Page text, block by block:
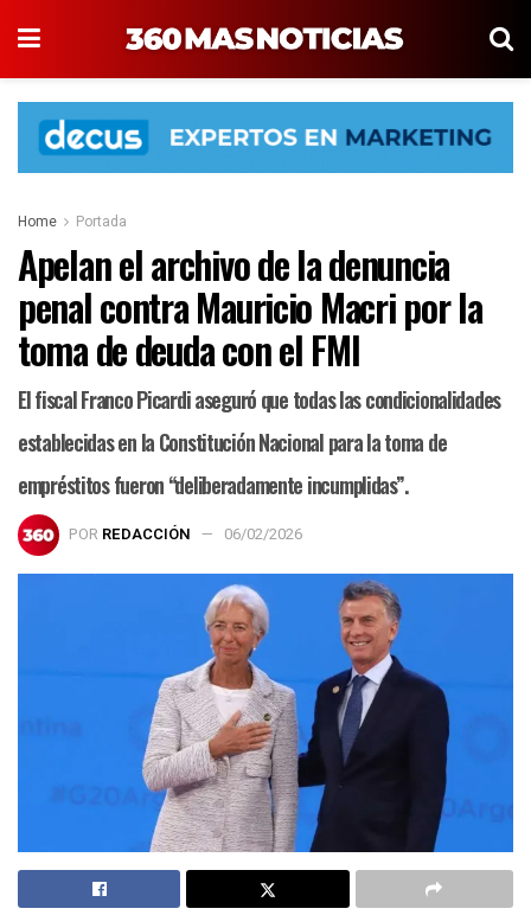
Home Portada
Apelan el archivo de la denuncia
penal contra Mauricio Macri por la
toma de deuda con el FMI
El fiscal Franco Picardi aseguró que todas las condicionalidades
establecidas en la Constitución Nacional para la toma de
empréstitos fueron “deliberadamente incumplidas”.
POR REDACCIÓN 06/02/2026